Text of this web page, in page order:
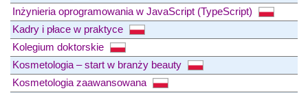
Inżynieria oprogramowania w JavaScript (TypeScript)
Kadry i płace w praktyce
Kolegium doktorskie
Kosmetologia – start w branży beauty
Kosmetologia zaawansowana